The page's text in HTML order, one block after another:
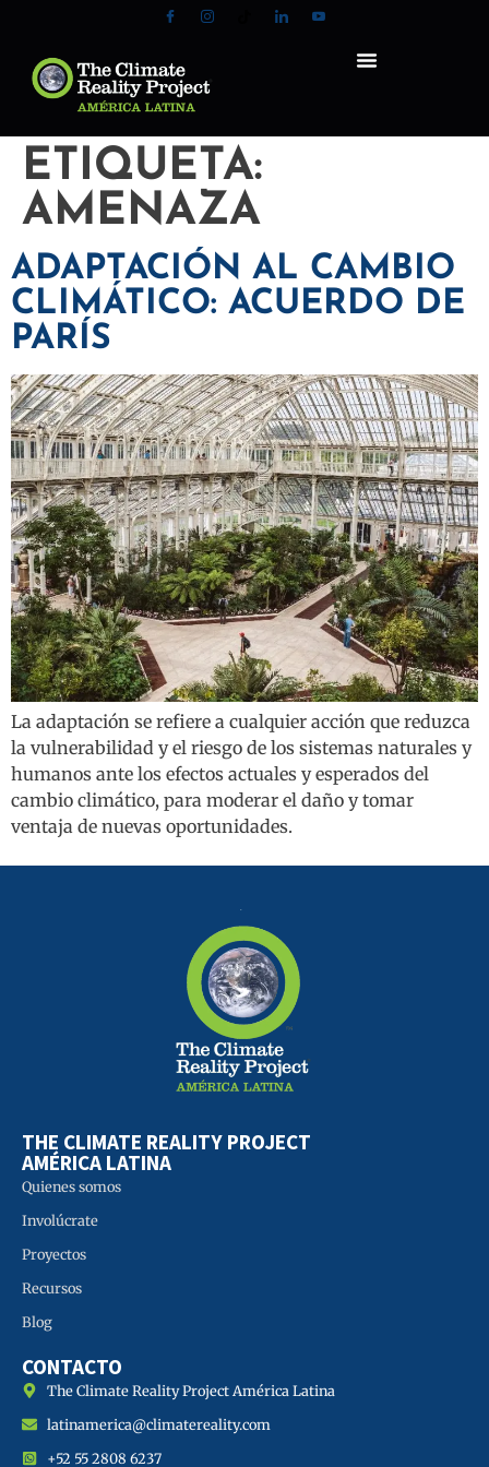
ETIQUETA:
AMENAZA
ADAPTACIÓN AL CAMBIO
CLIMÁTICO: ACUERDO DE
PARÍS
La adaptación se refiere a cualquier acción que reduzca
la vulnerabilidad y el riesgo de los sistemas naturales y
humanos ante los efectos actuales y esperados del
cambio climático, para moderar el daño y tomar
ventaja de nuevas oportunidades.
THE CLIMATE REALITY PROJECT
AMÉRICA LATINA
Quienes somos
Involúcrate
Proyectos
Recursos
Blog
CONTACTO
The Climate Reality Project América Latina
latinamerica@climatereality.com
+52 55 2808 6237